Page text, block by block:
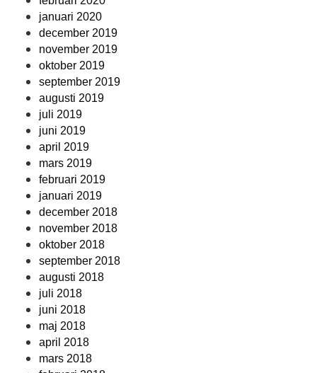
januari 2020
december 2019
november 2019
oktober 2019
september 2019
augusti 2019
juli 2019
juni 2019
april 2019
mars 2019
februari 2019
januari 2019
december 2018
november 2018
oktober 2018
september 2018
augusti 2018
juli 2018
juni 2018
maj 2018
april 2018
mars 2018